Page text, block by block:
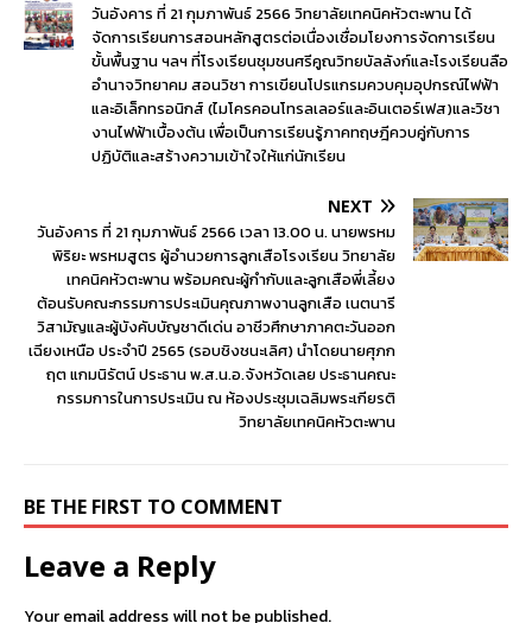
วันอังคาร ที่ 21 กุมภาพันธ์ 2566 วิทยาลัยเทคนิคหัวตะพาน ได้
จัดการเรียนการสอนหลักสูตรต่อเนื่องเชื่อมโยงการจัดการเรียน
ขั้นพื้นฐาน ฯลฯ ที่โรงเรียนชุมชนศรีคูณวิทยบัลลังก์และโรงเรียนลือ
อำนาจวิทยาคม สอนวิชา การเขียนโปรแกรมควบคุมอุปกรณ์ไฟฟ้า
และอิเล็กทรอนิกส์ (ไมโครคอนโทรลเลอร์และอินเตอร์เฟส)และวิชา
งานไฟฟ้าเบื้องต้น เพื่อเป็นการเรียนรู้ภาคทฤษฎีควบคู่กับการ
ปฏิบัติและสร้างความเข้าใจให้แก่นักเรียน
NEXT
วันอังคาร ที่ 21 กุมภาพันธ์ 2566 เวลา 13.00 น. นายพรหม
พิริยะ พรหมสูตร ผู้อำนวยการลูกเสือโรงเรียน วิทยาลัย
เทคนิคหัวตะพาน พร้อมคณะผู้กำกับและลูกเสือพี่เลี้ยง
ต้อนรับคณะกรรมการประเมินคุณภาพงานลูกเสือ เนตนารี
วิสามัญและผู้บังคับบัญชาดีเด่น อาชีวศึกษาภาคตะวันออก
เฉียงเหนือ ประจำปี 2565 (รอบชิงชนะเลิศ) นำโดยนายศุภก
ฤต แกมนิรัตน์ ประธาน พ.ส.น.อ.จังหวัดเลย ประธานคณะ
กรรมการในการประเมิน ณ ห้องประชุมเฉลิมพระเกียรติ
วิทยาลัยเทคนิคหัวตะพาน
BE THE FIRST TO COMMENT
Leave a Reply
Your email address will not be published.